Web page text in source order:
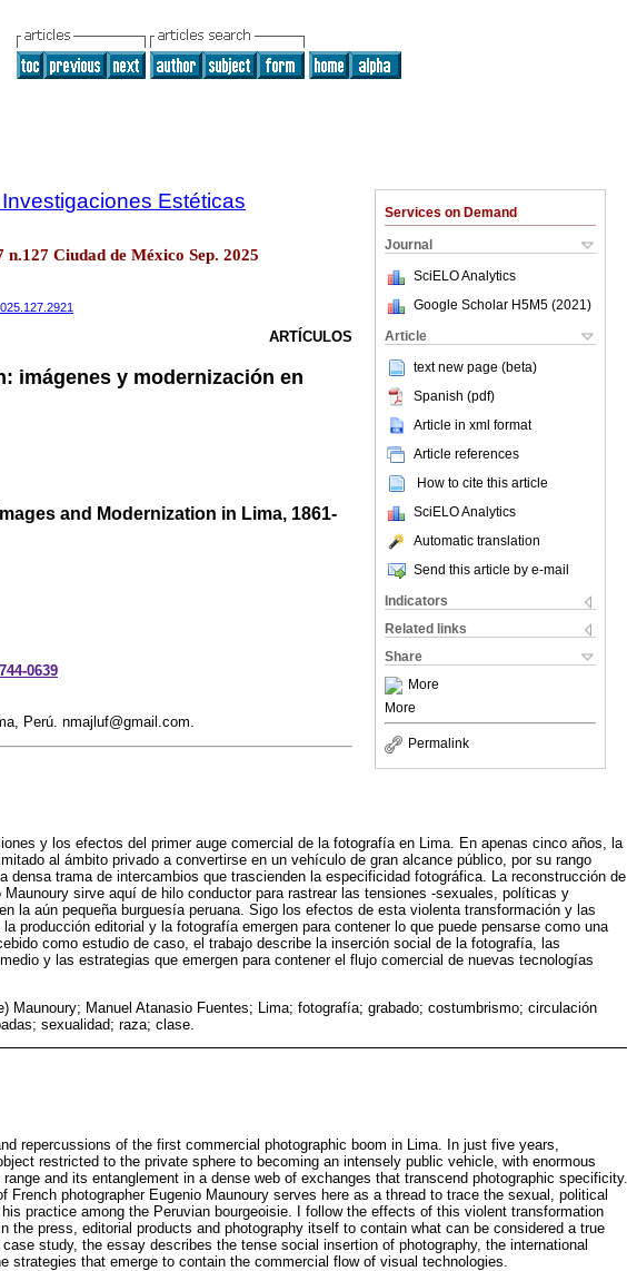
Services on Demand
Journal
SciELO Analytics
Google Scholar H5M5 (2021 )
Article
text new page (beta)
Spanish (pdf)
Article in xml format
Article references
How to cite this article
SciELO Analytics
Automatic translation
Send this article by e-mail
Indicators
Related links
Share
More
More
Permalink
Estéticas
Ciudad de México Sep. 2025
ARTÍCULOS
imágenes y modernización en
and Modernization in Lima, 1861-
0639
Perú. nmajluf@gmail.com.
y los efectos del primer auge comercial de la fotografía en Lima. En apenas cinco años, la
al ámbito privado a convertirse en un vehículo de gran alcance público, por su rango
densa trama de intercambios que trascienden la especificidad fotográfica. La reconstrucción de
Maunoury sirve aquí de hilo conductor para rastrear las tensiones -sexuales, políticas y
la aún pequeña burguesía peruana. Sigo los efectos de esta violenta transformación y las
producción editorial y la fotografía emergen para contener lo que puede pensarse como una
como estudio de caso, el trabajo describe la inserción social de la fotografía, las
y las estrategias que emergen para contener el flujo comercial de nuevas tecnologías
Maunoury; Manuel Atanasio Fuentes; Lima; fotografía; grabado; costumbrismo; circulación
sexualidad; raza; clase.
repercussions of the first commercial photographic boom in Lima. In just five years,
restricted to the private sphere to becoming an intensely public vehicle, with enormous
and its entanglement in a dense web of exchanges that transcend photographic specificity.
French photographer Eugenio Maunoury serves here as a thread to trace the sexual, political
practice among the Peruvian bourgeoisie. I follow the effects of this violent transformation
the press, editorial products and photography itself to contain what can be considered a true
study, the essay describes the tense social insertion of photography, the international
strategies that emerge to contain the commercial flow of visual technologies.